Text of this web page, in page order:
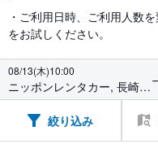
・ご利用日時、ご利用人数
をお試しください。
08/13(木)10:00
ニッポンレンタカー, 長崎空
港前
絞り込み